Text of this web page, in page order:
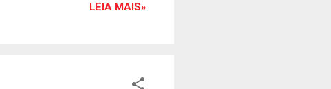
LEIA MAIS»